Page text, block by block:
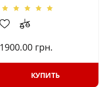
1900.00 грн.
КУПИТЬ